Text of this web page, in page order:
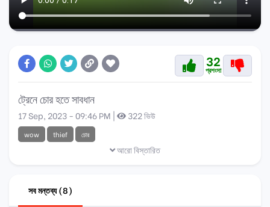
32
প্রশংসা
ট্রেনে চোর হতে সাবধান
17 Sep, 2023 - 09:46 PM | 322 ভিউ
wow thief চোর
আরো বিস্তারিত
সব মন্তব্য (8)